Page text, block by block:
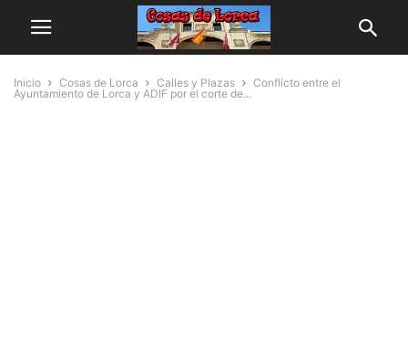
Inicio Cosas de Lorca Calles y Plazas
Conflicto entre el
Ayuntamiento de Lorca y ADIF por el corte de...